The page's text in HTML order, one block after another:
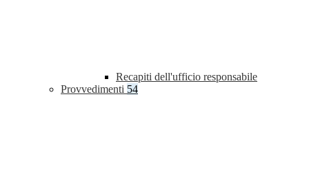
Recapiti dell'ufficio responsabile
Provvedimenti 54